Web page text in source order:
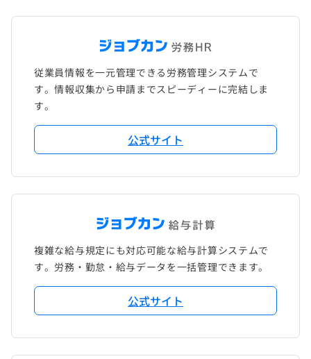
従業員情報を一元管理できる労務管理システムで
す。情報収集から申請までスピーディーに完結しま
す。
公式サイト
複雑な給与規定にも対応可能な給与計算システムで
す。労務・勤怠・給与データを一括管理できます。
公式サイト